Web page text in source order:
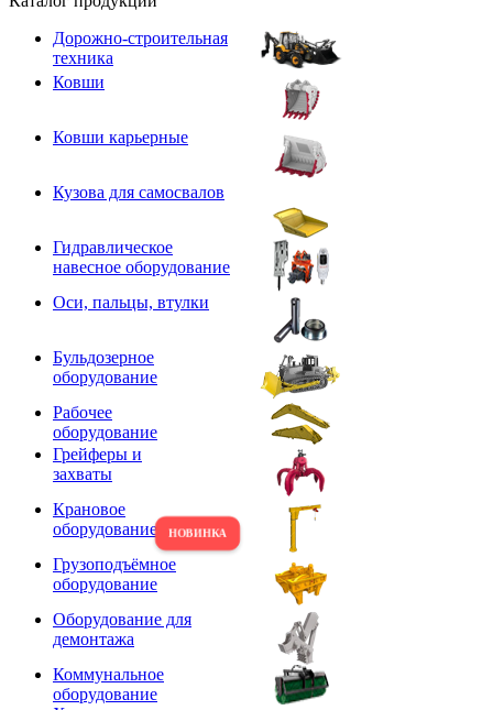
Дорожно-строительная
техника
Ковши
Ковши карьерные
Кузова для самосвалов
Гидравлическое
навесное оборудование
Оси, пальцы, втулки
Бульдозерное
оборудование
Рабочее
оборудование
Грейферы и
захваты
Крановое
оборудование
Грузоподъёмное
оборудование
Оборудование для
демонтажа
Коммунальное
оборудование